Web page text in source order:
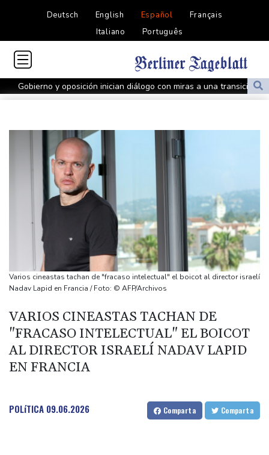
Deutsch English Español
Français
Italiano
Português
Gobierno y oposición inician diálogo con miras a una transición
política en Venezuela
El Real Madrid zanja las especulaciones y renueva a Vinícius
hasta 2032
Infantino bajo presión de la UEFA y la Conmebol
Yan Diomandé, la nueva joya del Real Madrid vale 160 millones
de dólares
Muere bajo arresto domiciliario en Venezuela un preso político de
origen uruguayo
El Real Madrid anuncia el fichaje del extremo marfileño Yan
Diomandé
El mexicano Del Toro renueva con el UAE hasta 2031
Venezuela
Un comité del Senado de EEUU declara en desacato al ex
responsable de la lucha anticovid Anthony Fauci
Varios cineastas tachan de "fracaso intelectual" el boicot al director israelí
Nadav Lapid en Francia / Foto: © AFP/Archivos
VARIOS CINEASTAS TACHAN DE
"FRACASO INTELECTUAL" EL BOICOT
AL DIRECTOR ISRAELÍ NADAV LAPID
EN FRANCIA
POLíTICA 09.06.2026 Comparta Comparta